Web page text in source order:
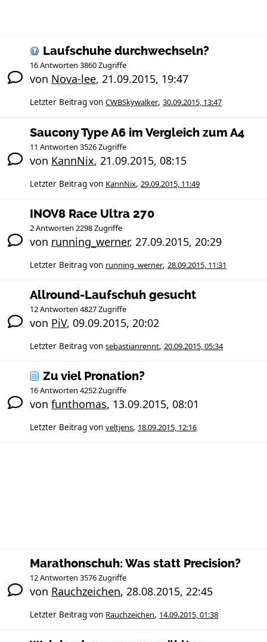
Laufschuhe durchwechseln?
16 Antworten 3860 Zugriffe
von Nova-lee, 21.09.2015, 19:47
Letzter Beitrag von CWBSkywalker, 30.09.2015, 13:47
Saucony Type A6 im Vergleich zum A4
11 Antworten 3526 Zugriffe
von KannNix, 21.09.2015, 08:15
Letzter Beitrag von KannNix, 29.09.2015, 11:49
INOV8 Race Ultra 270
2 Antworten 2298 Zugriffe
von running_werner, 27.09.2015, 20:29
Letzter Beitrag von running_werner, 28.09.2015, 11:31
Allround-Laufschuh gesucht
12 Antworten 4827 Zugriffe
von PiV, 09.09.2015, 20:02
Letzter Beitrag von sebastianrennt, 20.09.2015, 05:34
Zu viel Pronation?
16 Antworten 4252 Zugriffe
von funthomas, 13.09.2015, 08:01
Letzter Beitrag von veltjens, 18.09.2015, 12:16
Marathonschuh: Was statt Precision?
12 Antworten 3576 Zugriffe
von Rauchzeichen, 28.08.2015, 22:45
Letzter Beitrag von Rauchzeichen, 14.09.2015, 01:38